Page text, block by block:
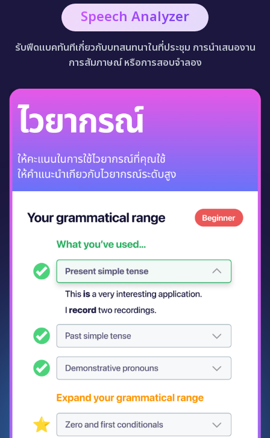
Speech Analyzer
รับฟีดแบคทันทีเกี่ยวกับบทสนทนาในที่ประชุม การนำเสนองาน
การสัมภาษณ์ หรือการสอบจำลอง